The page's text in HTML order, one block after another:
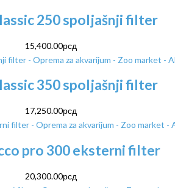
250 spoljašnji filter
15,400.00рсд
350 spoljašnji filter
17,250.00рсд
pro 300 eksterni filter
20,300.00рсд